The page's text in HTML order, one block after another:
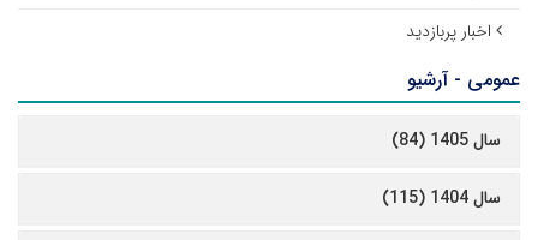
اخبار پربازدید
عمومی - آرشیو
سال 1405 (84)
سال 1404 (115)